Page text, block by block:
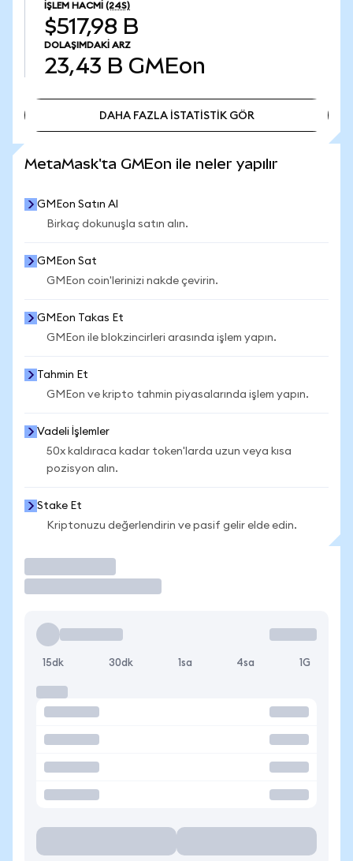
İŞLEM HACMI (24S)
$517,98 B
DOLAŞIMDAKI ARZ
23,43 B GMEon
DAHA FAZLA İSTATİSTİK GÖR
MetaMask'ta GMEon ile neler yapılır
GMEon Satın Al
Birkaç dokunuşla satın alın.
GMEon Sat
GMEon coin'lerinizi nakde çevirin.
GMEon Takas Et
GMEon ile blokzincirleri arasında işlem yapın.
Tahmin Et
GMEon ve kripto tahmin piyasalarında işlem yapın.
Vadeli İşlemler
50x kaldıraca kadar token'larda uzun veya kısa
pozisyon alın.
Stake Et
Kriptonuzu değerlendirin ve pasif gelir elde edin.
15dk 30dk 1sa 4sa 1G